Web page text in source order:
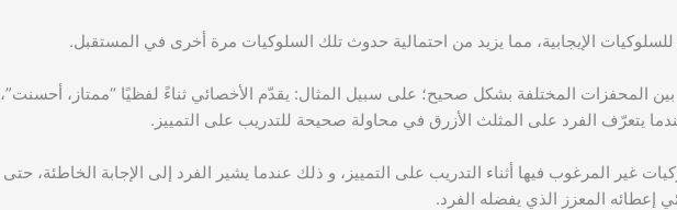
الإيجابية، مما يزيد من احتمالية حدوث تلك السلوكيات مرة أخرى في المستقبل.
بين المحفزات المختلفة بشكل صحيح؛ على سبيل المثال: يقدّم الأخصائي ثناءً لفظيًا “ممتاز، أحسنت”،
يتعرّف الفرد على المثلث الأزرق في محاولة صحيحة للتدريب على التمييز.
غير المرغوب فيها أثناء التدريب على التمييز، و ذلك عندما يشير الفرد إلى الإجابة الخاطئة، حتى
إعطائه المعزز الذي يفضله الفرد.